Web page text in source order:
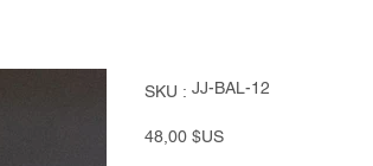
SKU :
SKU
JJ-
JJ-BAL-12
Prix
48,00 $US